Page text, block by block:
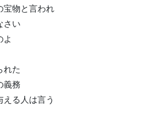
宝物と言われ
さい
れた
義務
る人は言う